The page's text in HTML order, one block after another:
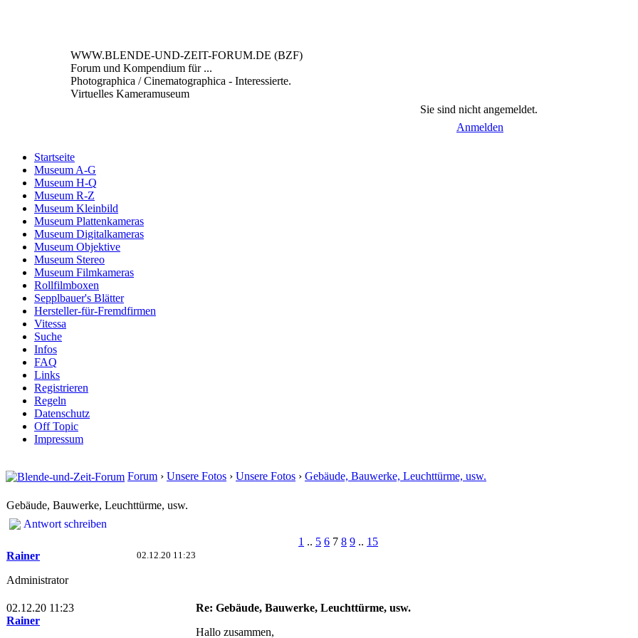
WWW.BLENDE-UND-ZEIT-FORUM.DE (BZF)
Forum und Kompendium für ...
Photographica / Cinematographica - Interessierte.
Virtuelles Kameramuseum
Sie sind nicht angemeldet.
Anmelden
Startseite
Museum A-G
Museum H-Q
Museum R-Z
Museum Kleinbild
Museum Plattenkameras
Museum Digitalkameras
Museum Objektive
Museum Stereo
Museum Filmkameras
Rollfilmboxen
Sepplbauer's Blätter
Hersteller-für-Fremdfirmen
Vitessa
Suche
Infos
FAQ
Links
Registrieren
Regeln
Datenschutz
Off Topic
Impressum
Forum › Unsere Fotos › Unsere Fotos › Gebäude, Bauwerke, Leuchttürme, usw.
Gebäude, Bauwerke, Leuchttürme, usw.
Antwort schreiben
1 .. 5 6 7 8 9 .. 15
02.12.20 11:23
Rainer
Administrator
02.12.20 11:23
Rainer
Re: Gebäude, Bauwerke, Leuchttürme, usw.
Hallo zusammen,